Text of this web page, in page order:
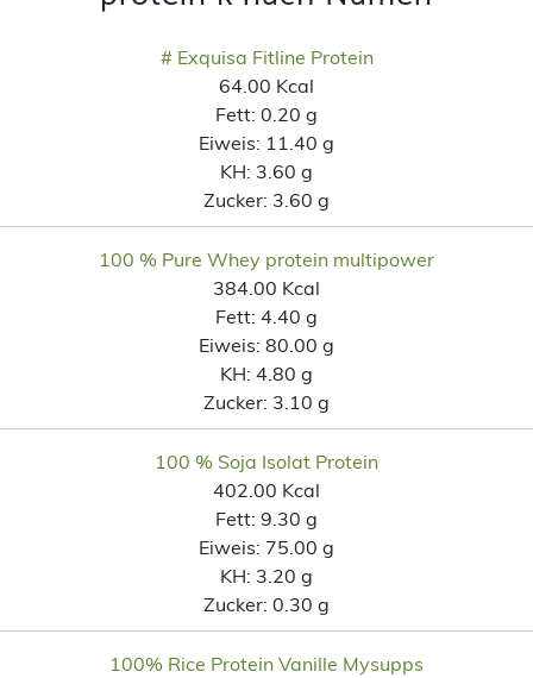
# Exquisa Fitline Protein
64.00 Kcal
Fett: 0.20 g
Eiweis: 11.40 g
KH: 3.60 g
Zucker: 3.60 g
100 % Pure Whey protein multipower
384.00 Kcal
Fett: 4.40 g
Eiweis: 80.00 g
KH: 4.80 g
Zucker: 3.10 g
100 % Soja Isolat Protein
402.00 Kcal
Fett: 9.30 g
Eiweis: 75.00 g
KH: 3.20 g
Zucker: 0.30 g
100% Rice Protein Vanille Mysupps